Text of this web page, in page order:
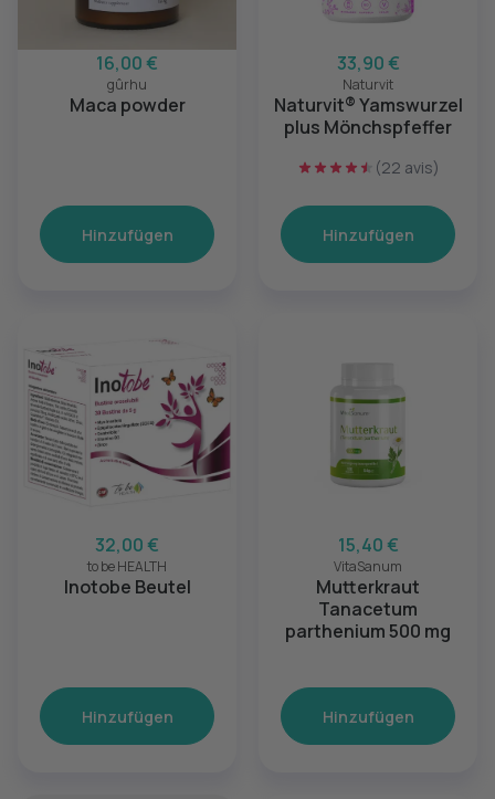
16,00 €
gûrhu
Maca powder
Hinzufügen
33,90 €
Naturvit
Naturvit® Yamswurzel
plus Mönchspfeffer
(22 avis)
Hinzufügen
32,00 €
to be HEALTH
Inotobe Beutel
Hinzufügen
15,40 €
VitaSanum
Mutterkraut
Tanacetum
parthenium 500 mg
Hinzufügen